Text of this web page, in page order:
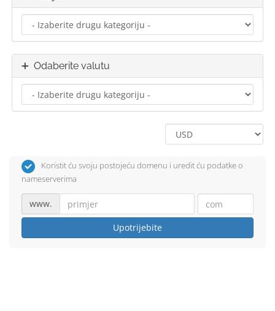
Odaberite valutu
Koristit ću svoju postojeću domenu i uredit ću podatke o
nameserverima
www.
Upotrijebite